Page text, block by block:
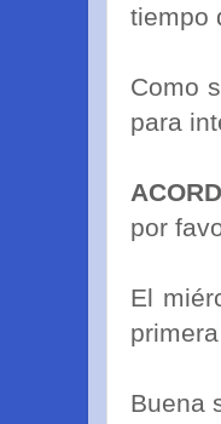
tiempo
Como
para
por
El
Buena